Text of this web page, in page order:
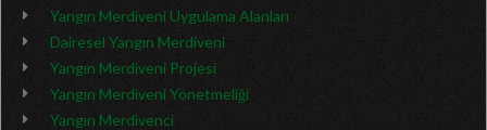
Yangın Merdiveni Uygulama Alanları
Dairesel Yangın Merdiveni
Yangın Merdiveni Projesi
Yangın Merdiveni Yönetmeliği
Yangın Merdivenci